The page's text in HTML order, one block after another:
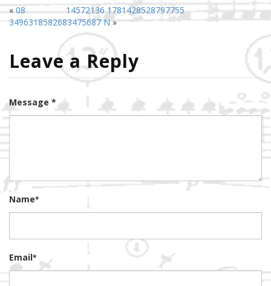
«08
14572136 1781428528797755
3496318582683475687 N»
Leave a Reply
Message *
Name*
Email*